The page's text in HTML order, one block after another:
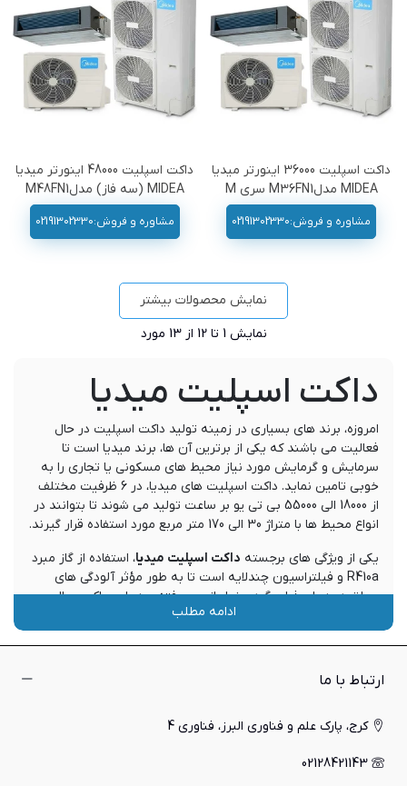
داکت اسپلیت 36000 اینورتر میدیا
MIDEA مدلM36FN1 سری M
مشاوره و فروش:02191302330
داکت اسپلیت 48000 اینورتر میدیا
MIDEA (سه فاز) مدلM48FN1
سری M
مشاوره و فروش:02191302330
نمایش محصولات بیشتر
نمایش 1 تا 12 از 13 مورد
داکت اسپلیت میدیا
امروزه، برند های بسیاری در زمینه تولید داکت اسپلیت در حال
فعالیت می باشند که یکی از برترین آن ها، برند میدیا است تا
سرمایش و گرمایش مورد نیاز محیط های مسکونی یا تجاری را به
خوبی تامین نماید. داکت اسپلیت های میدیا، در 6 ظرفیت مختلف
از 18000 الی 55000 بی تی یو بر ساعت تولید می شوند تا بتوانند در
انواع محیط ها با متراژ 30 الی 170 متر مربع مورد استفاده قرار گیرند.
یکی از ویژگی های برجسته داکت اسپلیت میدیا، استفاده از گاز مبرد
R410a و فیلتراسیون چندلایه است تا به طور مؤثر آلودگی های
معلق در هوا و ذرات گرد و غبار از بین رفته و هوایی پاک و سالم
برای کاربران به ارمغان آورده شود. همچنین، وجود کمپرسور اینورتر
کم مصرف در دستگاه های این برند، موجب کاهش چشمگیر مصرف
اسپلیت میدیا قابلیت اتصال به کویل آبگرم جهت تأمین گرمایش را
داشته تا در تمام فصول سال نیازهای گرمایشی را با کمترین میزان
مناسب و امکانات پیشرفته می باشید، توصیه می کنیم تا انتهای
ادامه مطلب
ارتباط با ما
کرج، پارک علم و فناوری البرز، فناوری 4
02128421143